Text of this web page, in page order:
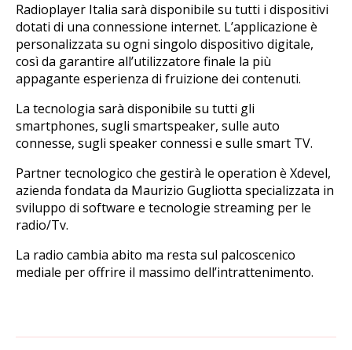
Radioplayer Italia sarà disponibile su tutti i dispositivi
dotati di una connessione internet. L’applicazione è
personalizzata su ogni singolo dispositivo digitale,
così da garantire all’utilizzatore finale la più
appagante esperienza di fruizione dei contenuti.
La tecnologia sarà disponibile su tutti gli
smartphones, sugli smartspeaker, sulle auto
connesse, sugli speaker connessi e sulle smart TV.
Partner tecnologico che gestirà le operation è Xdevel,
azienda fondata da Maurizio Gugliotta specializzata in
sviluppo di software e tecnologie streaming per le
radio/Tv.
La radio cambia abito ma resta sul palcoscenico
mediale per offrire il massimo dell’intrattenimento.